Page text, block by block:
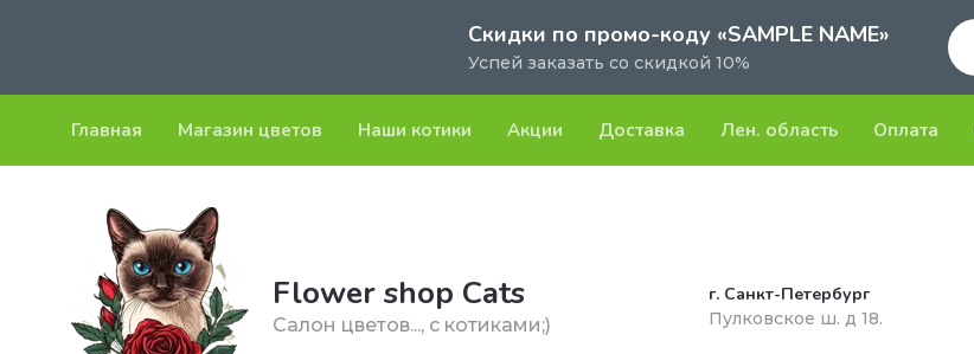
Скидки по промо-коду «SAMPLE NAME»
Успей заказать со скидкой 10%
Главная Магазин цветов Наши котики Акции Доставка Лен. область Оплата
Flower shop Cats
Салон цветов..., с котиками;)
г. Санкт-Петербург
Пулковское ш. д 18.